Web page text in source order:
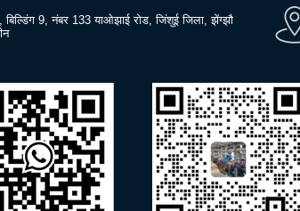
9, नंबर 133 याओझाई रोड, जिंशुई जिला, झेंग्झौ